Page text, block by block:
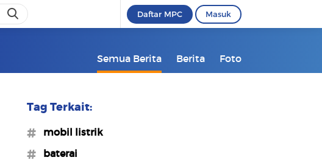
Daftar MPC Masuk
Semua Berita Berita Foto
Tag Terkait:
#mobil listrik
#baterai